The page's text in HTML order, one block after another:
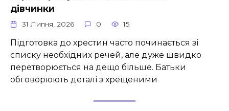
дівчинки
31 Липня, 2026 0 15
Підготовка до хрестин часто починається зі
списку необхідних речей, але дуже швидко
перетворюється на дещо більше. Батьки
обговорюють деталі з хрещеними